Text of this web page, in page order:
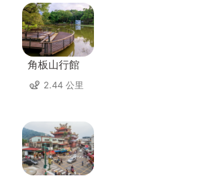
角板山行館
2.44 公里